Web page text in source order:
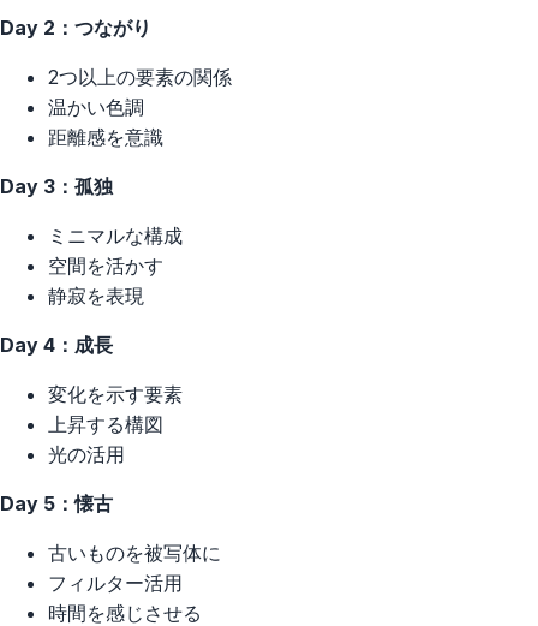
Day 2：つながり
2つ以上の要素の関係
温かい色調
距離感を意識
Day 3：孤独
ミニマルな構成
空間を活かす
静寂を表現
Day 4：成長
変化を示す要素
上昇する構図
光の活用
Day 5：懐古
古いものを被写体に
フィルター活用
時間を感じさせる